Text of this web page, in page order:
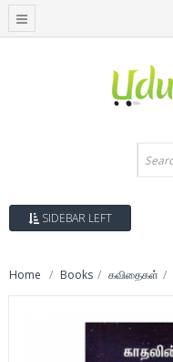
SIDEBAR LEFT
Home Books கவிதைகள்